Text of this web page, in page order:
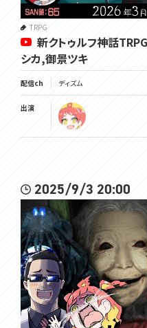
TRPG
新クトゥルフ神話
シカ,御景ツキ
配信ch ディズム
出演
2025/9/3 20:00